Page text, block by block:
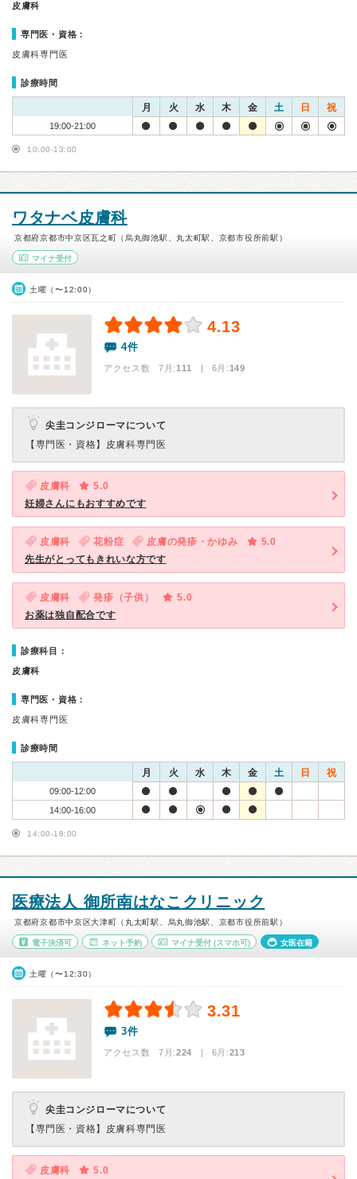
皮膚科
専門医・資格：
皮膚科専門医
診療時間
月 火 水 木 金 土 日 祝
19:00-21:00
10:00-13:00
ワタナベ皮膚科
京都府京都市中京区瓦之町（烏丸御池駅、丸太町駅、京都市役所前駅）
マイナ受付
土曜（〜12:00）
4.13
4件
アクセス数 7月:111 | 6月:149
尖圭コンジローマについて
【専門医・資格】 皮膚科専門医
皮膚科
5.0
妊婦さんにもおすすめです
皮膚科 花粉症 皮膚の発疹・かゆみ
5.0
先生がとってもきれいな方です
皮膚科 発疹（子供）
5.0
お薬は独自配合です
診療科目：
皮膚科
専門医・資格：
皮膚科専門医
診療時間
月 火 水 木 金 土 日 祝
09:00-12:00
14:00-16:00
14:00-18:00
医療法人 御所南はなこクリニック
京都府京都市中京区大津町（丸太町駅、烏丸御池駅、京都市役所前駅）
電子決済可 ネット予約 マイナ受付 (スマホ可) 女医在籍
土曜（〜12:30）
3.31
3件
アクセス数 7月:224 | 6月:213
尖圭コンジローマについて
【専門医・資格】 皮膚科専門医
皮膚科
5.0